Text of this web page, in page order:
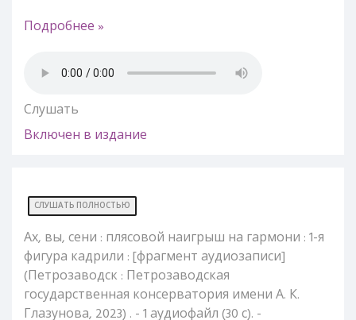
Подробнее »
Слушать
Включен в издание
СЛУШАТЬ ПОЛНОСТЬЮ
Ах, вы, сени : плясовой наигрыш на гармони : 1-я
фигура кадрили : [фрагмент аудиозаписи]
(Петрозаводск : Петрозаводская
государственная консерватория имени А. К.
Глазунова, 2023) . - 1 аудиофайл (30 с). -